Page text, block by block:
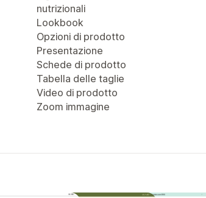
nutrizionali
Lookbook
Opzioni di prodotto
Presentazione
Schede di prodotto
Tabella delle taglie
Video di prodotto
Zoom immagine